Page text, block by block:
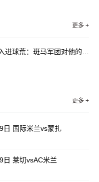
更多 +
荒：斑马军团对他的支持不够
更多 +
日 国际米兰vs蒙扎
日 莱切vsAC米兰